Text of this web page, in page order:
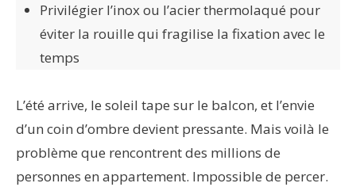
Privilégier l’inox ou l’acier thermolaqué pour
éviter la rouille qui fragilise la fixation avec le
temps
L’été arrive, le soleil tape sur le balcon, et l’envie
d’un coin d’ombre devient pressante. Mais voilà le
problème que rencontrent des millions de
personnes en appartement. Impossible de percer.